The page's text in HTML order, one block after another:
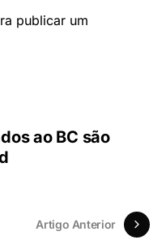
publicar um
ao BC são
Artigo Anterior